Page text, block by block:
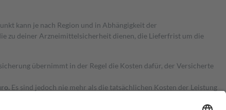
kann je nach Region und in Abhängigkeit der
zu deiner Arzneimittelsicherheit dienen, die Lieferfrist um die
übernimmt in der Regel die Kosten dafür, der Versicherte
Es sind jedoch nie mehr als die tatsächlichen Kosten der Leistung